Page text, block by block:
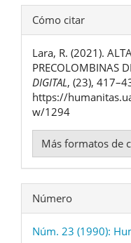
Detalles
del
artículo
Cómo citar
Lara, R. (2021).
PRECOLOMBINAS
DIGITAL, (23),
https://
w/1294
Más formatos de
Número
Núm. 23 (1990):